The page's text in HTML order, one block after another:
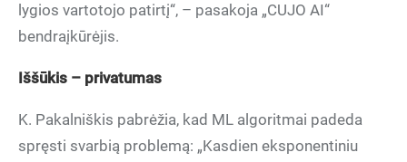
lygios vartotojo patirtį“, – pasakoja „CUJO AI“
bendraįkūrėjis.
Iššūkis – privatumas
K. Pakalniškis pabrėžia, kad ML algoritmai padeda
spręsti svarbią problemą: „Kasdien eksponentiniu